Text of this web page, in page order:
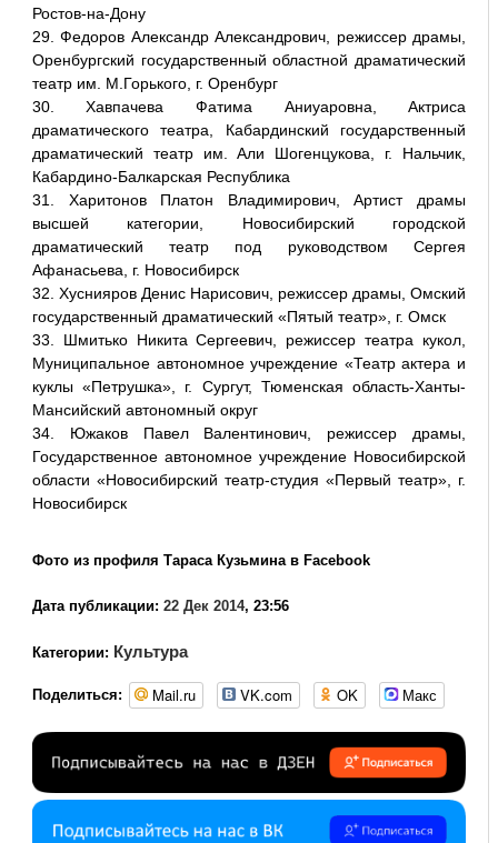
Ростов-на-Дону
29. Федоров Александр Александрович, режиссер драмы,
Оренбургский государственный областной драматический
театр им. М.Горького, г. Оренбург
30. Хавпачева Фатима Аниуаровна, Актриса
драматического театра, Кабардинский государственный
драматический театр им. Али Шогенцукова, г. Нальчик,
Кабардино-Балкарская Республика
31. Харитонов Платон Владимирович, Артист драмы
высшей категории, Новосибирский городской
драматический театр под руководством Сергея
Афанасьева, г. Новосибирск
32. Хуснияров Денис Нарисович, режиссер драмы, Омский
государственный драматический «Пятый театр», г. Омск
33. Шмитько Никита Сергеевич, режиссер театра кукол,
Муниципальное автономное учреждение «Театр актера и
куклы «Петрушка», г. Сургут, Тюменская область-Ханты-
Мансийский автономный округ
34. Южаков Павел Валентинович, режиссер драмы,
Государственное автономное учреждение Новосибирской
области «Новосибирский театр-студия «Первый театр», г.
Новосибирск
Фото из профиля Тараса Кузьмина в Facebook
Дата публикации: 22 Дек 2014, 23:56
Категории: Культура
Поделиться: Mail.ru VK.com OK Макс